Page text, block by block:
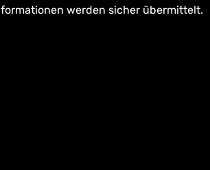
werden sicher übermittelt.